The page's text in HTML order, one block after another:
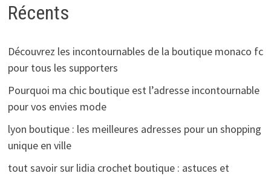
Récents
Découvrez les incontournables de la boutique monaco fc
pour tous les supporters
Pourquoi ma chic boutique est l’adresse incontournable
pour vos envies mode
lyon boutique : les meilleures adresses pour un shopping
unique en ville
tout savoir sur lidia crochet boutique : astuces et